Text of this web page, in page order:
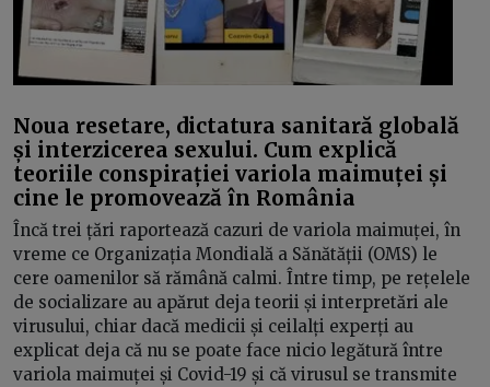
Noua resetare, dictatura sanitară globală
și interzicerea sexului. Cum explică
teoriile conspirației variola maimuței și
cine le promovează în România
Încă trei țări raportează cazuri de variola maimuței, în
vreme ce Organizația Mondială a Sănătății (OMS) le
cere oamenilor să rămână calmi. Între timp, pe rețelele
de socializare au apărut deja teorii și interpretări ale
virusului, chiar dacă medicii și ceilalți experți au
explicat deja că nu se poate face nicio legătură între
variola maimuței și Covid-19 și că virusul se transmite